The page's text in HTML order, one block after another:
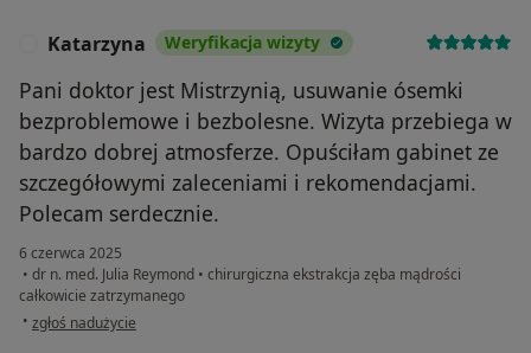
Katarzyna Weryfikacja wizyty
Pani doktor jest Mistrzynią, usuwanie ósemki
bezproblemowe i bezbolesne. Wizyta przebiega w
bardzo dobrej atmosferze. Opuściłam gabinet ze
szczegółowymi zaleceniami i rekomendacjami.
Polecam serdecznie.
6 czerwca 2025
• dr n. med. Julia Reymond • chirurgiczna ekstrakcja zęba mądrości
całkowicie zatrzymanego
• w opinii użytkownika Katarzyna
zgłoś nadużycie